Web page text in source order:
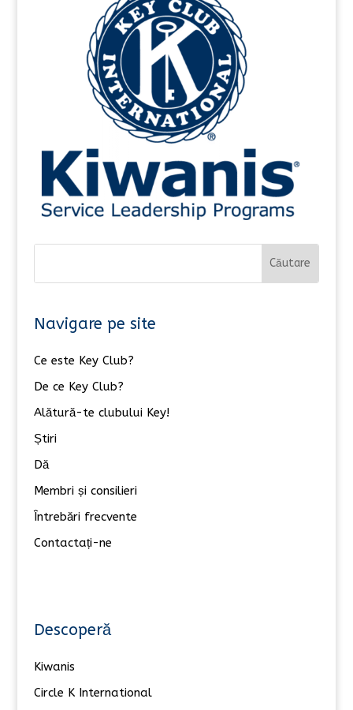
Navigare pe site
Ce este Key Club?
De ce Key Club?
Alătură-te clubului Key!
Știri
Dă
Membri și consilieri
Întrebări frecvente
Contactați-ne
Descoperă
Kiwanis
Circle K International